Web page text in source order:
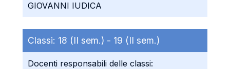
GIOVANNI IUDICA
Classi: 18 (II sem.) - 19 (II sem.)
Docenti responsabili delle classi: